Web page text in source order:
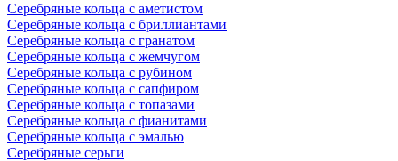
Серебряные кольца с аметистом
Серебряные кольца с бриллиантами
Серебряные кольца с гранатом
Серебряные кольца с жемчугом
Серебряные кольца с рубином
Серебряные кольца с сапфиром
Серебряные кольца с топазами
Серебряные кольца с фианитами
Серебряные кольца с эмалью
Серебряные серьги